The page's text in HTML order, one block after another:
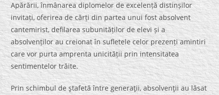
Apărării, înmânarea diplomelor de excelență distinșilor
invitați, oferirea de cărți din partea unui fost absolvent
cantemirist, defilarea subunităților de elevi și a
absolvenților au creionat în sufletele celor prezenți amintiri
care vor purta amprenta unicității prin intensitatea
sentimentelor trăite.
Prin schimbul de ştafetă între generaţii, absolvenţii au lăsat